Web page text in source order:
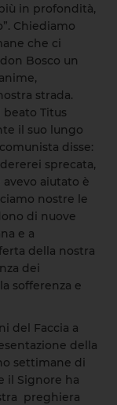
in profondità,
Chiediamo
che ci
Bosco un
strada.
Titus
il suo lungo
disse:
sprecata,
aiutato è
nostre le
di nuove
e a
della nostra
dei
sofferenza e
del Faccia a
della
settimane di
il Signore ha
preghiera